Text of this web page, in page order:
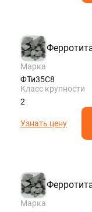
Марка
ФТи35С8
Класс крупности
2
Узнать цену
Марка